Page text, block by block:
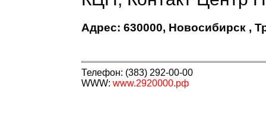
Адрес: 630000, Новосибирск ,
Телефон: (383) 292-00-00
WWW: www.2920000.рф